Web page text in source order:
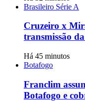
Brasileiro Série A
Cruzeiro x
transmissão
Há 45 minutos
Botafogo
Franclim
Botafogo e